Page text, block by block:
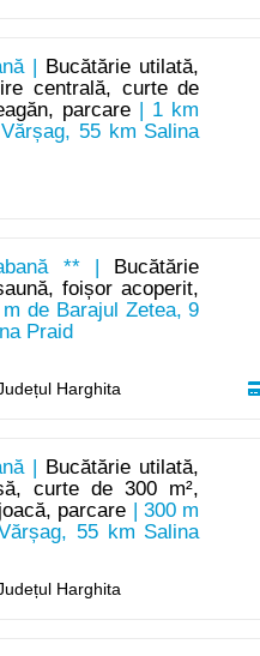
|
Bucătărie utilată,
centrală, curte de
parcare| 1 km
55 km Salina
** |
Bucătărie
foișor acoperit,
de Barajul Zetea, 9
Praid
Harghita
|
Bucătărie utilată,
curte de 300 m²,
parcare | 300 m
55 km Salina
Harghita